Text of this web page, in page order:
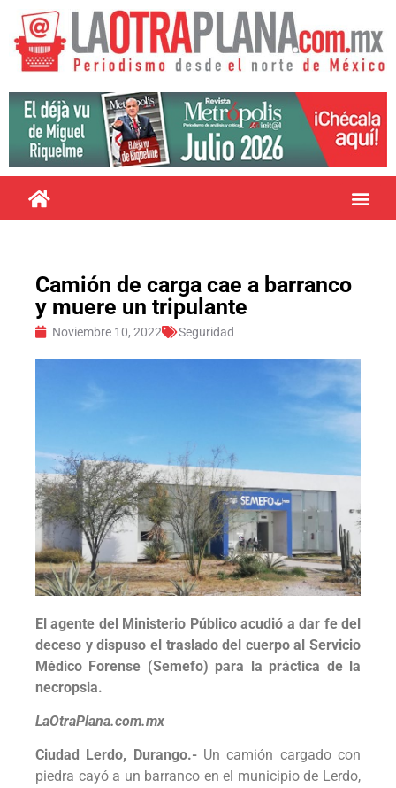
Camión de carga cae a barranco
y muere un tripulante
Noviembre 10, 2022 Seguridad
El agente del Ministerio Público acudió a dar fe del
deceso y dispuso el traslado del cuerpo al Servicio
Médico Forense (Semefo) para la práctica de la
necropsia.
LaOtraPlana.com.mx
Ciudad Lerdo, Durango.- Un camión cargado con
piedra cayó a un barranco en el municipio de Lerdo,